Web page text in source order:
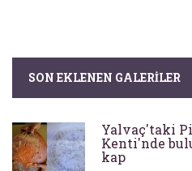
SON EKLENEN GALERILER
Yalvaç'taki
Kenti'nde
kap